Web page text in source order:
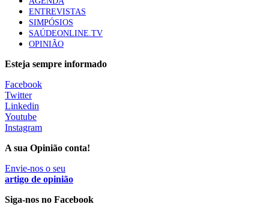
Especialistas defendem mais potássio na alimentação
para ajudar a controlar a hipertensão
57 visualizações
MAIS NOTÍCIAS
Sindicato diz que nova carreira de médicos dentistas reforça
estabilidade no SNS
6 Ago, 2026|0 Comments
Mais de 400 utentes beneficiaram de comparticipação reforçada
para tratamentos de infertilidade na Madeira
ENTREVISTAS
SIMPÓSIOS
SAÚDEONLINE.TV
OPINIÃO
Esteja sempre informado
Facebook
Twitter
Linkedin
Youtube
Instagram
A sua Opinião conta!
Envie-nos o seu
artigo de opinião
Siga-nos no Facebook